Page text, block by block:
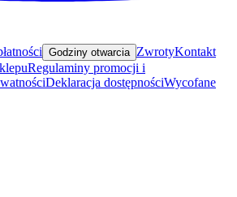
Godziny otwarcia ZwrotyKontakt
Regulaminy promocji i
Deklaracja dostępnościWycofane